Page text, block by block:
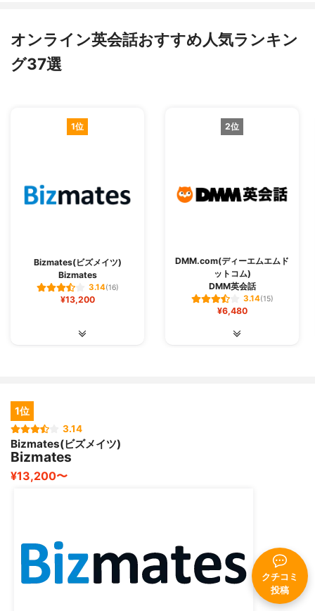
クチコミ
投稿
オンライン英会話おすすめ人気ランキン
グ37選
1位
Bizmates(ビズメイツ)
Bizmates
3.14(16)
¥13,200
2位
DMM.com(ディーエムエムド
ットコム)
DMM英会話
3.14(15)
¥6,480
1位
3.14
Bizmates(ビズメイツ)
Bizmates
¥13,200〜